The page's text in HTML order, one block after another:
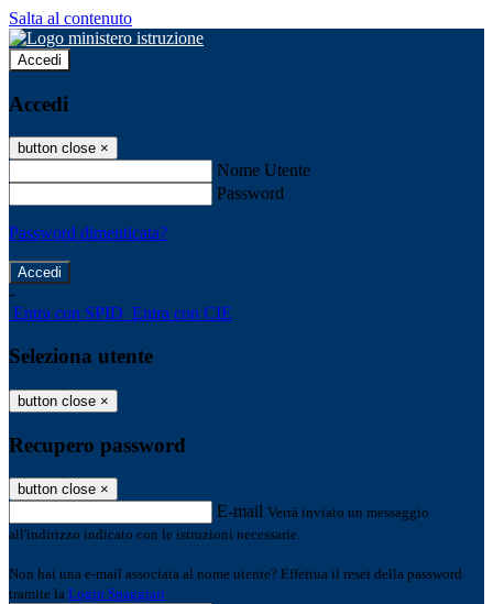
Salta al contenuto
Accedi
Accedi
button close ×
Nome Utente
Password
Password dimenticata?
-
Entra con SPID Entra con CIE
Seleziona utente
button close ×
Recupero password
button close ×
E-mail Verrà inviato un messaggio
all'indirizzo indicato con le istruzioni necessarie.
Non hai una e-mail associata al nome utente? Effettua il reset della password
tramite la Login Spaggiari